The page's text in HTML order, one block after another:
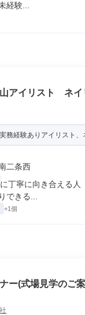
経験...
アイリスト ネイ
務経験ありアイリスト
二条西
丁寧に向き合える人
できる...
+1個
ー(式場見学のご